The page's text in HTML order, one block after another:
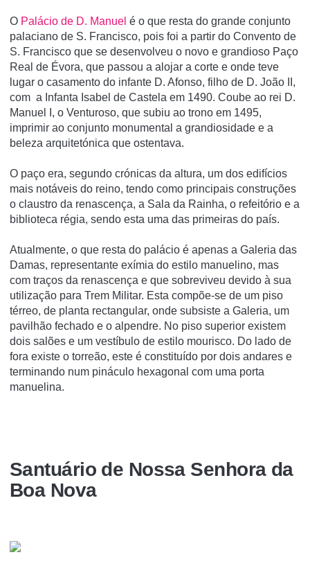
O Palácio de D. Manuel é o que resta do grande conjunto
palaciano de S. Francisco, pois foi a partir do Convento de
S. Francisco que se desenvolveu o novo e grandioso Paço
Real de Évora, que passou a alojar a corte e onde teve
lugar o casamento do infante D. Afonso, filho de D. João II,
com a Infanta Isabel de Castela em 1490. Coube ao rei D.
Manuel I, o Venturoso, que subiu ao trono em 1495,
imprimir ao conjunto monumental a grandiosidade e a
beleza arquitetónica que ostentava.
O paço era, segundo crónicas da altura, um dos edifí­cios
mais notáveis do reino, tendo como principais construções
o claustro da renascença, a Sala da Rainha, o refeitório e a
biblioteca régia, sendo esta uma das primeiras do paí­s.
Atualmente, o que resta do palácio é apenas a Galeria das
Damas, representante exí­mia do estilo manuelino, mas
com traços da renascença e que sobreviveu devido à sua
utilização para Trem Militar. Esta compõe-se de um piso
térreo, de planta rectangular, onde subsiste a Galeria, um
pavilhão fechado e o alpendre. No piso superior existem
dois salões e um vestí­bulo de estilo mourisco. Do lado de
fora existe o torreão, este é constituí­do por dois andares e
terminando num pináculo hexagonal com uma porta
manuelina.
Santuário de Nossa Senhora da
Boa Nova